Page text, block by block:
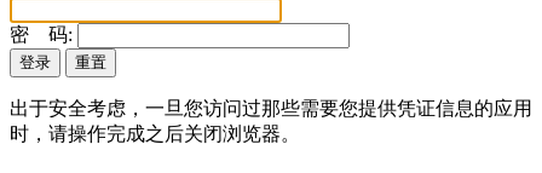
密 码:
出于安全考虑，一旦您访问过那些需要您提供凭证信息的应用
时，请操作完成之后关闭浏览器。